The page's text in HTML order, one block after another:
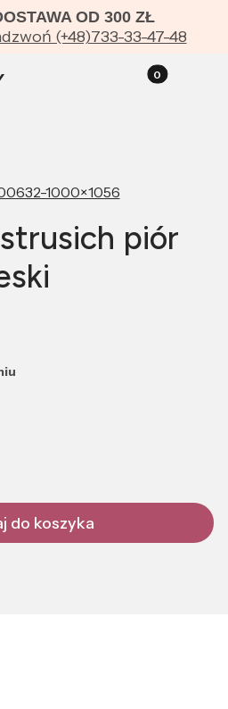
OD 300 ZŁ
(+48)733-33-47-48
Produkty w
Koszyk
piór
do koszyka